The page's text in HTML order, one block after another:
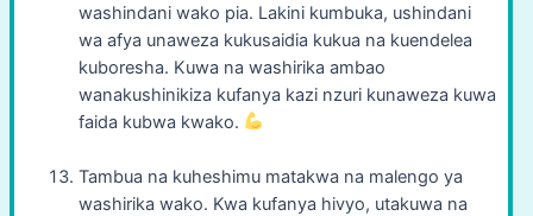
washindani wako pia. Lakini kumbuka, ushindani
wa afya unaweza kukusaidia kukua na kuendelea
kuboresha. Kuwa na washirika ambao
wanakushinikiza kufanya kazi nzuri kunaweza kuwa
faida kubwa kwako.
Tambua na kuheshimu matakwa na malengo ya
washirika wako. Kwa kufanya hivyo, utakuwa na